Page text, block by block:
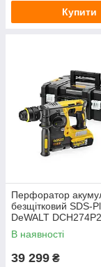
Купити
Перфоратор
безщітковий SDS-
DeWALT
В наявності
39 299 ₴